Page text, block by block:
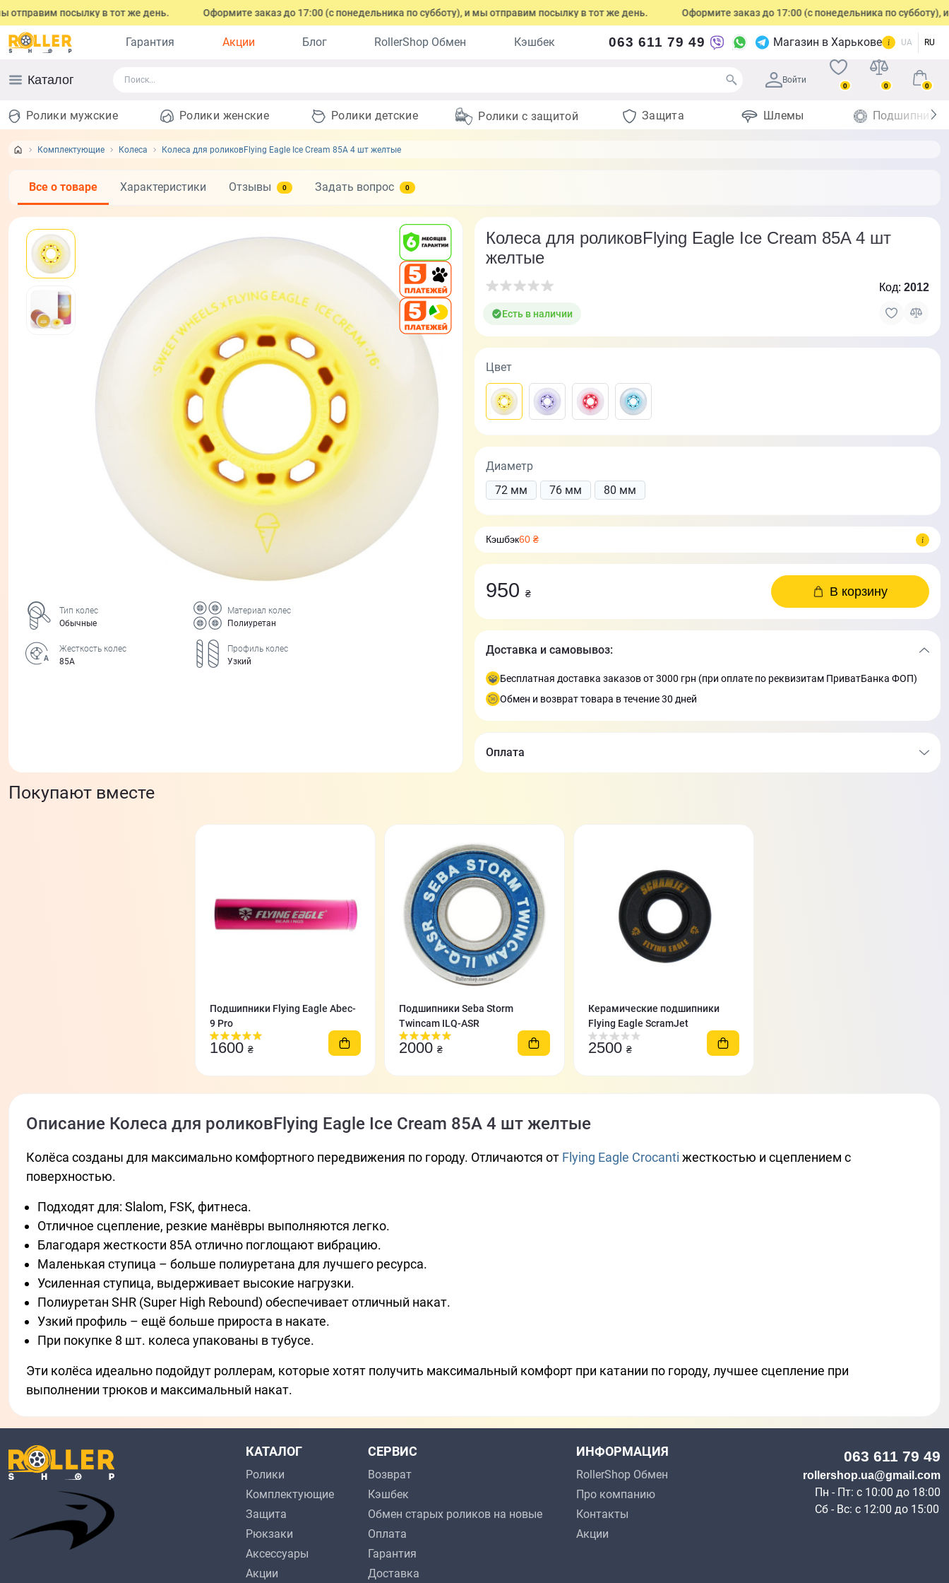
посылку в тот же день. Оформите заказ до 17:00 (с понедельника по субботу), и мы отправим посылку в тот же день. Оформите заказ до 17:00 (с понедельника по субботу), и мы
Гарантия Акции Блог RollerShop Обмен Кэшбек 063 611 79 49 Магазин в Харькове UA RU
Каталог Войти
0 0 0
Ролики мужские Ролики женские Ролики детские Ролики с защитой Защита Шлемы Подшипники
Комплектующие Колеса Колеса для роликовFlying Eagle Ice Cream 85A 4 шт желтые
Все о товаре Характеристики Отзывы 0 Задать вопрос 0
Тип колес
Обычные
Материал колес
Полиуретан
Жесткость колес
85А
Профиль колес
Узкий
Колеса для роликовFlying Eagle Ice Cream 85A 4 шт
желтые
Есть в наличии
Код: 2012
Цвет
Диаметр
72 мм
76 мм 80 мм
Кэшбэк60 ₴
950 ₴ В корзину
Доставка и самовывоз:
Бесплатная доставка заказов от 3000 грн (при оплате по реквизитам ПриватБанка ФОП)
Обмен и возврат товара в течение 30 дней
Оплата
Покупают вместе
Подшипники Flying Eagle Abec-
9 Pro
1600 ₴
Подшипники Seba Storm
Twincam ILQ-ASR
2000 ₴
Керамические подшипники
Flying Eagle ScramJet
2500 ₴
Описание Колеса для роликовFlying Eagle Ice Cream 85A 4 шт желтые
Колёса созданы для максимально комфортного передвижения по городу. Отличаются от Flying Eagle Crocanti жесткостью и сцеплением с
поверхностью.
Подходят для: Slalom, FSK, фитнеса.
Отличное сцепление, резкие манёвры выполняются легко.
Благодаря жесткости 85A отлично поглощают вибрацию.
Маленькая ступица – больше полиуретана для лучшего ресурса.
Усиленная ступица, выдерживает высокие нагрузки.
Полиуретан SHR (Super High Rebound) обеспечивает отличный накат.
Узкий профиль – ещё больше прироста в накате.
При покупке 8 шт. колеса упакованы в тубусе.
Эти колёса идеально подойдут роллерам, которые хотят получить максимальный комфорт при катании по городу, лучшее сцепление при
выполнении трюков и максимальный накат.
КАТАЛОГ
Ролики
Комплектующие
Защита
Рюкзаки
Аксессуары
Акции
СЕРВИС
Возврат
Кэшбек
Обмен старых роликов на новые
Оплата
Гарантия
Доставка
ИНФОРМАЦИЯ
RollerShop Обмен
Про компанию
Контакты
Акции
063 611 79 49
rollershop.ua@gmail.com
Пн - Пт: с 10:00 до 18:00
Сб - Вс: с 12:00 до 15:00